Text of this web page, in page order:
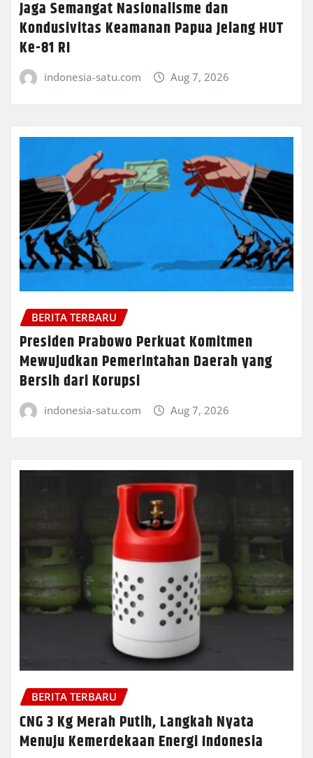
Jaga Semangat Nasionalisme dan
Kondusivitas Keamanan Papua Jelang HUT
Ke-81 RI
indonesia-satu.com Aug 7, 2026
BERITA TERBARU
Presiden Prabowo Perkuat Komitmen
Mewujudkan Pemerintahan Daerah yang
Bersih dari Korupsi
indonesia-satu.com Aug 7, 2026
BERITA TERBARU
CNG 3 Kg Merah Putih, Langkah Nyata
Menuju Kemerdekaan Energi Indonesia